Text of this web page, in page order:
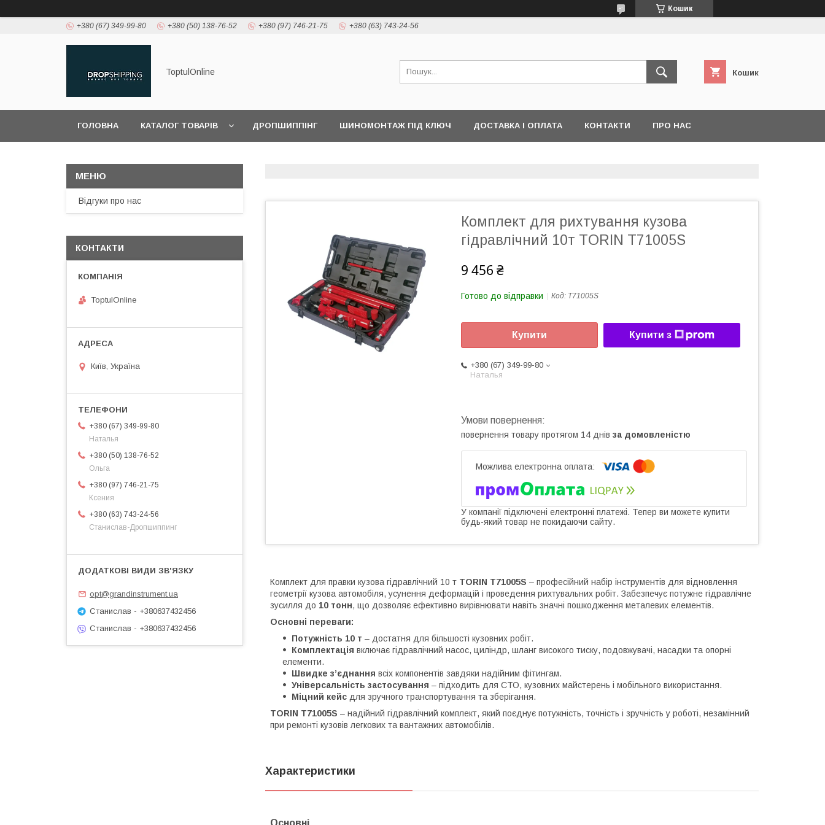
Кошик
+380 (67) 349-99-80 +380 (50) 138-76-52 +380 (97) 746-21-75 +380 (63) 743-24-56
ToptulOnline Кошик
ГОЛОВНА КАТАЛОГ ТОВАРІВ ДРОПШИППІНГ ШИНОМОНТАЖ ПІД КЛЮЧ ДОСТАВКА І ОПЛАТА КОНТАКТИ ПРО НАС
Комплект для рихтування кузова
гідравлічний 10т TORIN T71005S
9 456 ₴
Готово до відправки Код: T71005S
Купити Купити з
+380 (67) 349-99-80
Наталья
повернення товару протягом 14 днів за домовленістю
У компанії підключені електронні платежі. Тепер ви можете купити
будь-який товар не покидаючи сайту.
Комплект для правки кузова гідравлічний 10 т TORIN T71005S – професійний набір інструментів для відновлення
геометрії кузова автомобіля, усунення деформацій і проведення рихтувальних робіт. Забезпечує потужне гідравлічне
зусилля до 10 тонн, що дозволяє ефективно вирівнювати навіть значні пошкодження металевих елементів.
Основні переваги:
Потужність 10 т – достатня для більшості кузовних робіт.
Комплектація включає гідравлічний насос, циліндр, шланг високого тиску, подовжувачі, насадки та опорні
елементи.
Швидке з’єднання всіх компонентів завдяки надійним фітингам.
Універсальність застосування – підходить для СТО, кузовних майстерень і мобільного використання.
Міцний кейс для зручного транспортування та зберігання.
TORIN T71005S – надійний гідравлічний комплект, який поєднує потужність, точність і зручність у роботі, незамінний
при ремонті кузовів легкових та вантажних автомобілів.
Характеристики
Основні
Відгуки про нас
КОНТАКТИ
ToptulOnline
Київ, Україна
+380 (67) 349-99-80
Наталья
+380 (50) 138-76-52
Ольга
+380 (97) 746-21-75
Ксения
+380 (63) 743-24-56
Станислав-Дропшиппинг
opt@grandinstrument.ua
Станислав - +380637432456
Станислав - +380637432456